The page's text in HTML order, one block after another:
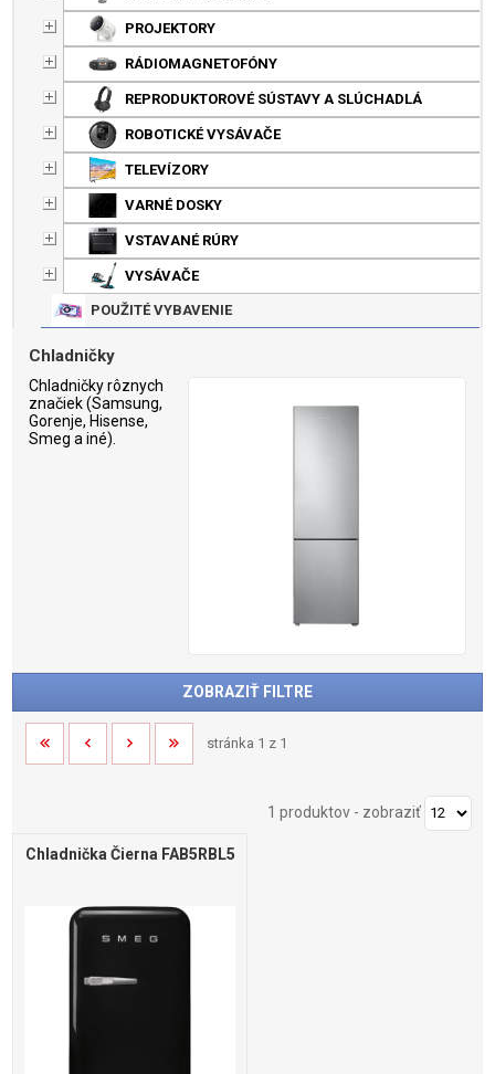
PROJEKTORY
RÁDIOMAGNETOFÓNY
REPRODUKTOROVÉ SÚSTAVY A SLÚCHADLÁ
ROBOTICKÉ VYSÁVAČE
TELEVÍZORY
VARNÉ DOSKY
VSTAVANÉ RÚRY
VYSÁVAČE
POUŽITÉ VYBAVENIE
Chladničky
Chladničky rôznych
značiek (Samsung,
Gorenje, Hisense,
Smeg a iné).
ZOBRAZIŤ FILTRE
stránka 1 z 1
1 produktov- zobraziť
Chladnička Čierna FAB5RBL5